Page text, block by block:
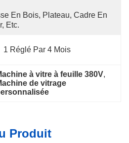
En Bois, Plateau, Cadre En
Etc.
1 Réglé Par 4 Mois
à vitre à feuille 380V,
de vitrage
Produit